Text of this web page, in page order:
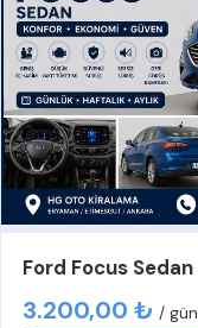
Ford Focus Sedan
3.200,00 ₺ / gün